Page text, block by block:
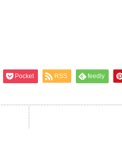
Pocket RSS feedly